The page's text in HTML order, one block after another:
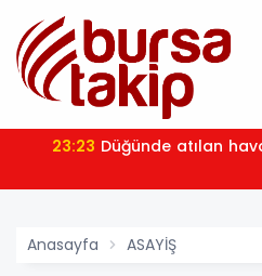
23:23 Düğünde atılan
Anasayfa ASAYİŞ